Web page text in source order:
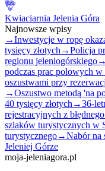
Kwiaciarnia Jelenia Góra
Najnowsze wpisy
→Inwestycje w ropę
tysięcy złotych →Policja
regionu jeleniogórskiego→
podczas prac polowych w
oszustwami przy
→Oszustwo metodą 'na
40 tysięcy złotych →36-
rejestracyjnych z
szlaków turystycznych w
turystycznego→Nabór na
Jeleniej Górze
moja-jeleniagora.pl